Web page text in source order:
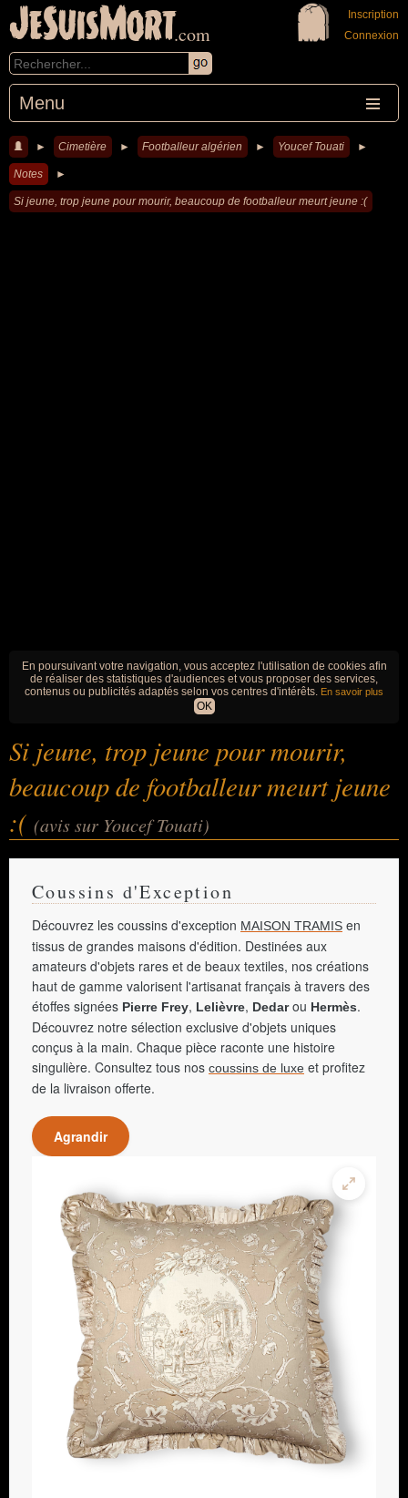
JeSuisMort.com
Menu
Inscription
Connexion
► Cimetière ► Footballeur algérien ► Youcef Touati ►
Notes ►
Si jeune, trop jeune pour mourir, beaucoup de footballeur meurt jeune :(
En poursuivant votre navigation, vous acceptez l'utilisation de cookies afin
de réaliser des statistiques d'audiences et vous proposer des services,
contenus ou publicités adaptés selon vos centres d'intérêts. En savoir plus
OK
Si jeune, trop jeune pour mourir,
beaucoup de footballeur meurt jeune
:( (avis sur Youcef Touati)
Coussins d'Exception
Découvrez les coussins d'exception MAISON TRAMIS en
tissus de grandes maisons d'édition. Destinées aux
amateurs d'objets rares et de beaux textiles, nos créations
haut de gamme valorisent l'artisanat français à travers des
étoffes signées Pierre Frey, Lelièvre, Dedarou Hermès.
Découvrez notre sélection exclusive d'objets uniques
conçus à la main. Chaque pièce raconte une histoire
singulière. Consultez tous nos coussins de luxe et profitez
de la livraison offerte.
Agrandir